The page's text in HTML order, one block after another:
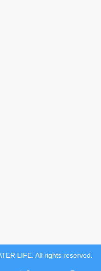
LIFE. All rights reserved.